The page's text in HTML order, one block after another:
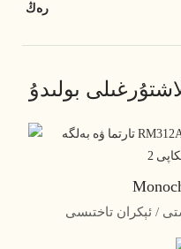
رەڭ
بولىدۇ
/ ئېكران تاختىسى